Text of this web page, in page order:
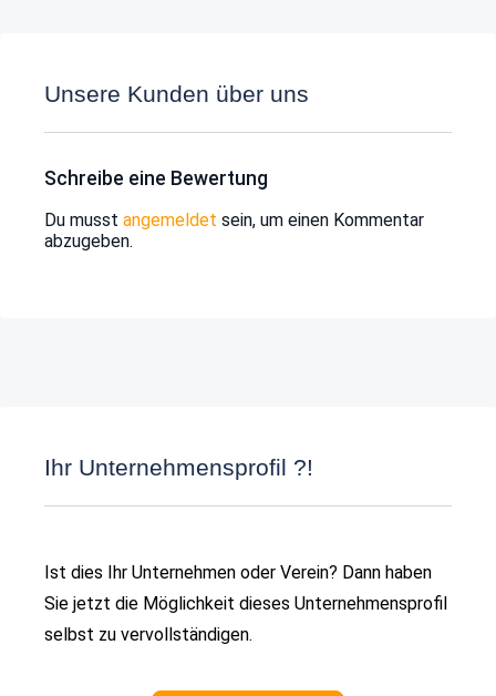
Unsere Kunden über uns
Schreibe eine Bewertung
Du musst angemeldet sein, um einen Kommentar
abzugeben.
Ihr Unternehmensprofil ?!
Ist dies Ihr Unternehmen oder Verein? Dann haben
Sie jetzt die Möglichkeit dieses Unternehmensprofil
selbst zu vervollständigen.